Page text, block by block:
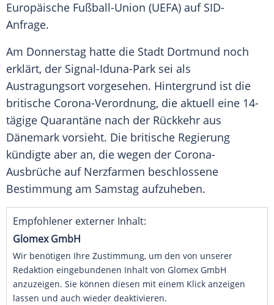
Europäische Fußball-Union (UEFA) auf SID-
Anfrage.
Am Donnerstag hatte die Stadt Dortmund noch
erklärt, der Signal-Iduna-Park sei als
Austragungsort vorgesehen. Hintergrund ist die
britische Corona-Verordnung, die aktuell eine 14-
tägige Quarantäne nach der Rückkehr aus
Dänemark vorsieht. Die britische Regierung
kündigte aber an, die wegen der Corona-
Ausbrüche auf Nerzfarmen beschlossene
Bestimmung am Samstag aufzuheben.
Empfohlener externer Inhalt:
Glomex GmbH
Wir benötigen Ihre Zustimmung, um den von unserer
Redaktion eingebundenen Inhalt von Glomex GmbH
anzuzeigen. Sie können diesen mit einem Klick anzeigen
lassen und auch wieder deaktivieren.